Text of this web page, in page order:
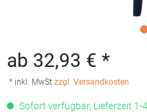
ab 32,93 € *
* inkl. MwSt.zzgl. Versandkosten
Sofort verfügbar, Lieferzeit 1-